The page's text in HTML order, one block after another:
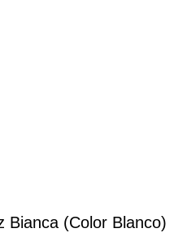
Bianca (Color Blanco)